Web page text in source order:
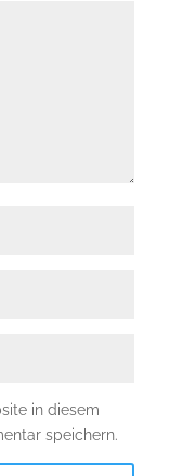
in diesem
speichern.